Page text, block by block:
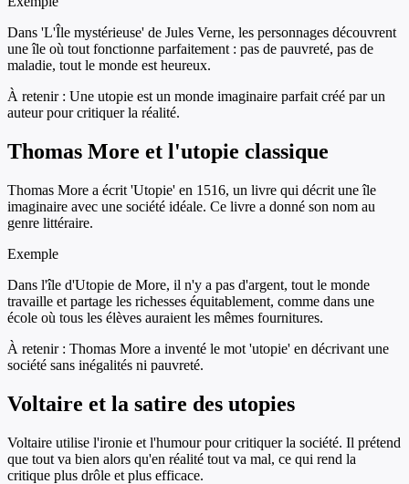
Dans 'L'Île mystérieuse' de Jules Verne, les personnages découvrent
une île où tout fonctionne parfaitement : pas de pauvreté, pas de
maladie, tout le monde est heureux.
À retenir : Une utopie est un monde imaginaire parfait créé par un
auteur pour critiquer la réalité.
Thomas More et l'utopie classique
Thomas More a écrit 'Utopie' en 1516, un livre qui décrit une île
imaginaire avec une société idéale. Ce livre a donné son nom au
genre littéraire.
Exemple
Dans l'île d'Utopie de More, il n'y a pas d'argent, tout le monde
travaille et partage les richesses équitablement, comme dans une
école où tous les élèves auraient les mêmes fournitures.
À retenir : Thomas More a inventé le mot 'utopie' en décrivant une
société sans inégalités ni pauvreté.
Voltaire et la satire des utopies
Voltaire utilise l'ironie et l'humour pour critiquer la société. Il prétend
que tout va bien alors qu'en réalité tout va mal, ce qui rend la
critique plus drôle et plus efficace.